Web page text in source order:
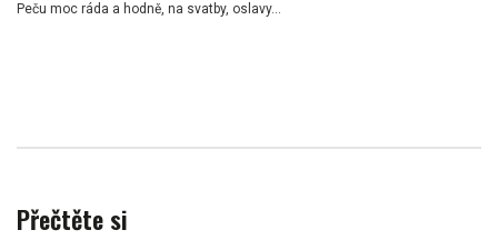
Peču moc ráda a hodně, na svatby, oslavy...
Přečtěte si